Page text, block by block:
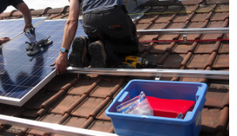
LIRE L'ARTICLE